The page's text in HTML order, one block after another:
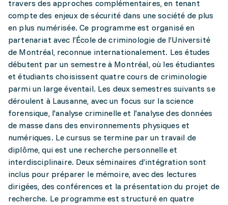
travers des approches complémentaires, en tenant
compte des enjeux de sécurité dans une société de plus
en plus numérisée. Ce programme est organisé en
partenariat avec l’École de criminologie de l’Université
de Montréal, reconnue internationalement. Les études
débutent par un semestre à Montréal, où les étudiantes
et étudiants choisissent quatre cours de criminologie
parmi un large éventail. Les deux semestres suivants se
déroulent à Lausanne, avec un focus sur la science
forensique, l'analyse criminelle et l'analyse des données
de masse dans des environnements physiques et
numériques. Le cursus se termine par un travail de
diplôme, qui est une recherche personnelle et
interdisciplinaire. Deux séminaires d’intégration sont
inclus pour préparer le mémoire, avec des lectures
dirigées, des conférences et la présentation du projet de
recherche. Le programme est structuré en quatre